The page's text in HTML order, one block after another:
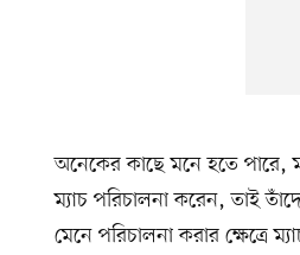
অনেকের কাছে মনে হতে পারে,
ম্যাচ পরিচালনা করেন, তাই
মেনে পরিচালনা করার ক্ষেত্রে